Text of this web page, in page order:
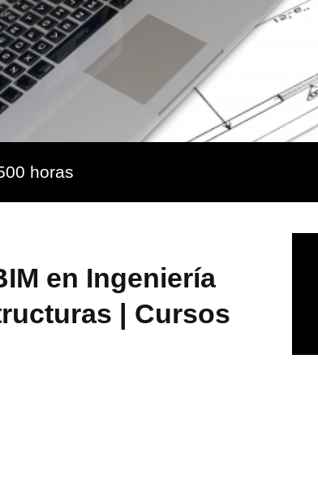
de ingeniería civil dentro de la metodología
gestor y especialista de los SIG mediante los
horas
en Ingeniería
| Cursos